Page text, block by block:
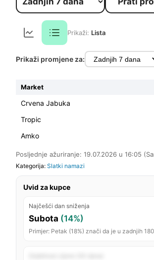
Prikaži: Lista
Prikaži promjene za:
Market
Crvena Jabuka
Tropic
Amko
Posljednje ažuriranje: 19.07.2026 u 16:05
Kategorija: Slatki namazi
Uvid za kupce
Najčešći dan sniženja
Subota (14%)
Primjer: Petak (18%) znači da je u zadnjih